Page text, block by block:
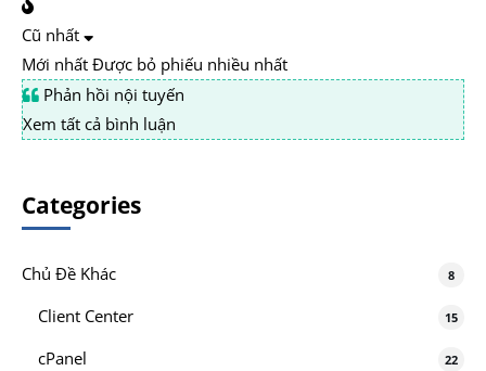
Cũ nhất
Mới nhất Được bỏ phiếu nhiều nhất
Phản hồi nội tuyến
Xem tất cả bình luận
Categories
Chủ Đề Khác 8
Client Center 15
cPanel 22